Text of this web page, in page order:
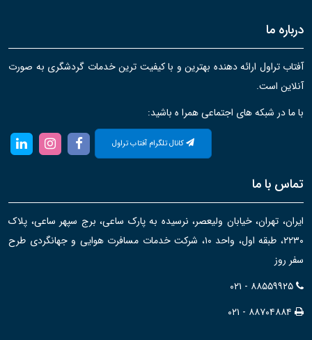
درباره ما
آفتاب تراول ارائه دهنده بهترین و با کیفیت ترین خدمات گردشگری به صورت
آنلاین است.
با ما در شبکه های اجتماعی همرا ه باشید:
کانال تلگرام آفتاب تراول
تماس با ما
ایران، تهران، خیابان ولیعصر، نرسیده به پارک ساعی، برج سپهر ساعی، پلاک
۲۲۳۰، طبقه اول، واحد ۱۰، شرکت خدمات مسافرت هوایی و جهانگردی طرح
سفر روز
۰۲۱ - ۸۸۵۵۹۹۲۵
۰۲۱ - ۸۸۷۰۴۸۸۴